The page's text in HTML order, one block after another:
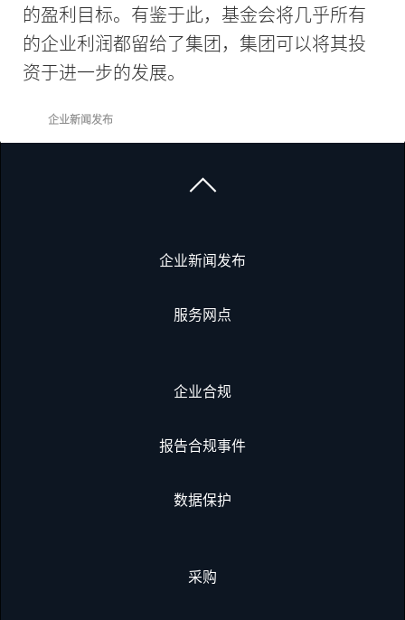
的盈利目标。有鉴于此，基金会将几乎所有
的企业利润都留给了集团，集团可以将其投
资于进一步的发展。
企业新闻发布
企业新闻发布
服务网点
企业合规
报告合规事件
数据保护
采购